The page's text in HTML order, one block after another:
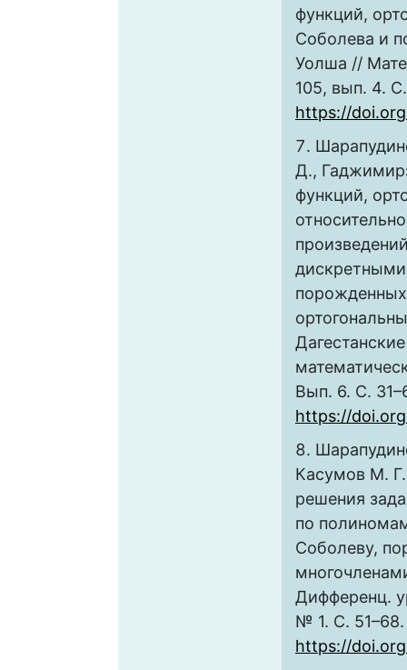
функций,
Соболева и
Уолша //
105, вып. 4.
https://
Д.,
функций,
Вып. 6. С.
https://
Касумов М.
решения
по
Соболеву,
Дифференц.
№ 1. С. 51–68.
https://